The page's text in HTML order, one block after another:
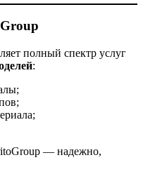
полный спектр услуг
:
— надежно,